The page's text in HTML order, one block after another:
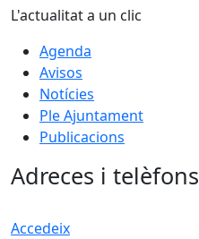
L'actualitat a un clic
Agenda
Avisos
Notícies
Ple Ajuntament
Publicacions
Adreces i telèfons
Accedeix